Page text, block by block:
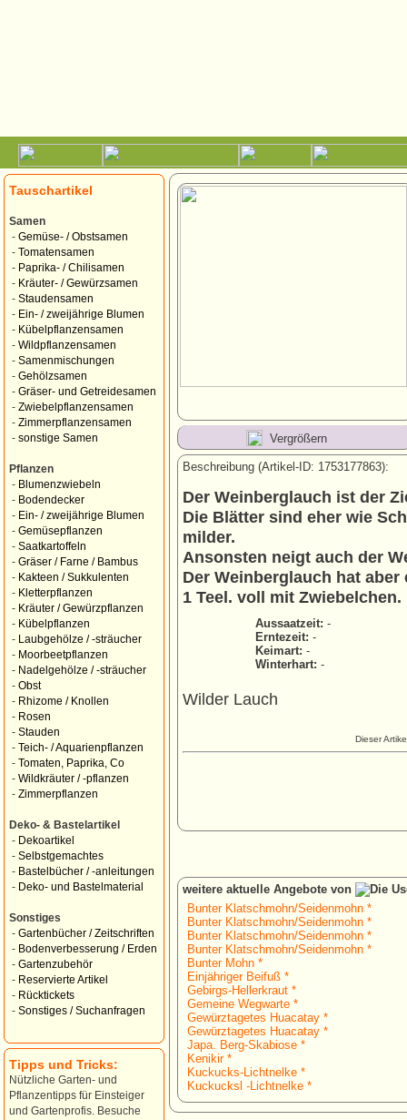
Tauschartikel
Samen
- Gemüse- / Obstsamen
- Tomatensamen
- Paprika- / Chilisamen
- Kräuter- / Gewürzsamen
- Staudensamen
- Ein- / zweijährige Blumen
- Kübelpflanzensamen
- Wildpflanzensamen
- Samenmischungen
- Gehölzsamen
- Gräser- und Getreidesamen
- Zwiebelpflanzensamen
- Zimmerpflanzensamen
- sonstige Samen
Pflanzen
- Blumenzwiebeln
- Bodendecker
- Ein- / zweijährige Blumen
- Gemüsepflanzen
- Saatkartoffeln
- Gräser / Farne / Bambus
- Kakteen / Sukkulenten
- Kletterpflanzen
- Kräuter / Gewürzpflanzen
- Kübelpflanzen
-
Laubgehölze / -sträucher
- Moorbeetpflanzen
- Nadelgehölze / -sträucher
- Obst
- Rhizome / Knollen
- Rosen
- Stauden
- Teich- / Aquarienpflanzen
- Tomaten, Paprika, Co
- Wildkräuter / -pflanzen
- Zimmerpflanzen
Deko- & Bastelartikel
- Dekoartikel
- Selbstgemachtes
- Bastelbücher / -anleitungen
- Deko- und Bastelmaterial
Sonstiges
- Gartenbücher / Zeitschriften
- Bodenverbesserung / Erden
- Gartenzubehör
- Reservierte Artikel
- Rücktickets
- Sonstiges / Suchanfragen
Tipps und Tricks:
Nützliche Garten- und
Pflanzentipps für Einsteiger
und Gartenprofis. Besuche
Vergrößern
Beschreibung (Artikel-ID: 1753177863):
Der Weinberglauch ist der
Die Blätter sind eher wie
milder.
Ansonsten neigt auch der
Der Weinberglauch hat
1 Teel. voll mit Zwiebelchen.
Aussaatzeit: -
Erntezeit: -
Keimart: -
Winterhart: -
Wilder Lauch
Dieser
weitere aktuelle Angebote von
Bunter Klatschmohn/Seidenmohn *
Bunter Klatschmohn/Seidenmohn *
Bunter Klatschmohn/Seidenmohn *
Bunter Klatschmohn/Seidenmohn *
Bunter Mohn *
Einjähriger Beifuß *
Gebirgs-Hellerkraut *
Gemeine Wegwarte *
Gewürztagetes Huacatay *
Gewürztagetes Huacatay *
Japa. Berg-Skabiose *
Kenikir *
Kuckucks-Lichtnelke *
Kuckucksl -Lichtnelke *